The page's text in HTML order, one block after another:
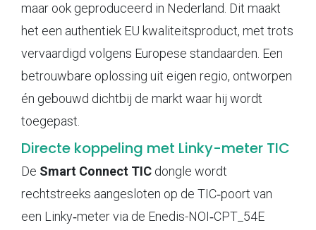
maar ook geproduceerd in Nederland. Dit maakt
het een authentiek EU kwaliteitsproduct, met trots
vervaardigd volgens Europese standaarden. Een
betrouwbare oplossing uit eigen regio, ontworpen
én gebouwd dichtbij de markt waar hij wordt
toegepast.
Directe koppeling met Linky-meter TIC
De Smart Connect TIC dongle wordt
rechtstreeks aangesloten op de TIC‑poort van
een Linky‑meter via de Enedis-NOI‑CPT_54E